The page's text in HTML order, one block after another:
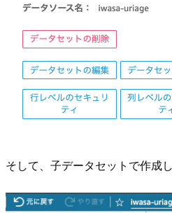
そして、子データセットで作成